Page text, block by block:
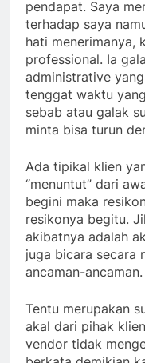
pendapat. Saya
terhadap saya
hati menerimanya,
professional. Ia
administrative
tenggat waktu
sebab atau galak
minta bisa turun
Ada tipikal klien
“menuntut” dari
begini maka
resikonya begitu.
akibatnya adalah
juga bicara secara
ancaman-ancaman.
Tentu merupakan
akal dari pihak
vendor tidak